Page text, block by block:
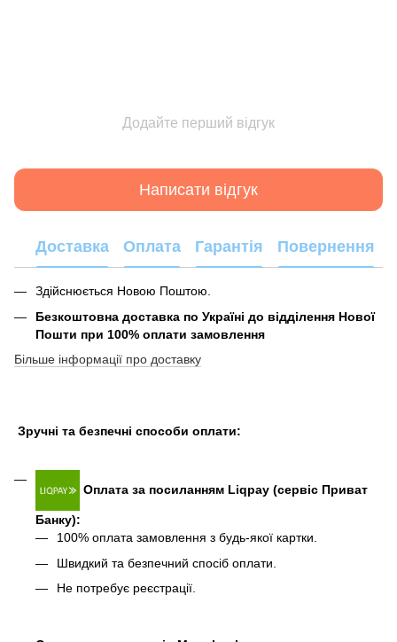
Додайте перший відгук
Написати відгук
Доставка Оплата Гарантія Повернення
Здійснюється Новою Поштою.
Безкоштовна доставка по Україні до відділення Нової
Пошти при 100% оплати замовлення
Більше інформації про доставку
Зручні та безпечні способи оплати:
Оплата за посиланням Liqpay (сервіс Приват
Банку):
100% оплата замовлення з будь-якої картки.
Швидкий та безпечний спосіб оплати.
Не потребує реєстрації.